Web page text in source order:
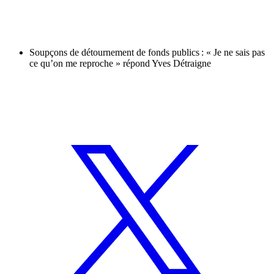
Soupçons de détournement de fonds publics : « Je ne sais pas
ce qu’on me reproche » répond Yves Détraigne